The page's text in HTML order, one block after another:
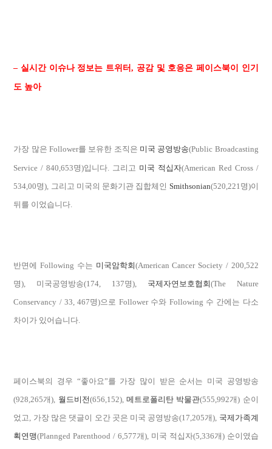
– 실시간 이슈나 정보는 트위터, 공감 및 호응은 페이스북이 인기
도 높아
가장 많은 Follower를 보유한 조직은 미국 공영방송(Public Broadcasting
Service / 840,653명)입니다. 그리고 미국 적십자(American Red Cross /
534,00명), 그리고 미국의 문화기관 집합체인 Smithsonian(520,221명)이
뒤를 이었습니다.
반면에 Following 수는 미국암학회(American Cancer Society / 200,522
명), 미국공영방송(174, 137명), 국제자연보호협회(The Nature
Conservancy / 33, 467명)으로 Follower 수와 Following 수 간에는 다소
차이가 있어습니다.
페이스북의 경우 “좋아요”를 가장 많이 받은 순서는 미국 공영방송
(928,265개), 월드비전(656,152),메트로폴리탄 박물관(555,992개) 순이
었고, 가장 많은 댓글이 오간 곳은 미국 공영방송(17,205개), 국제가족계
획연맹(Plannged Parenthood / 6,577개), 미국 적십자(5,336개) 순이였습